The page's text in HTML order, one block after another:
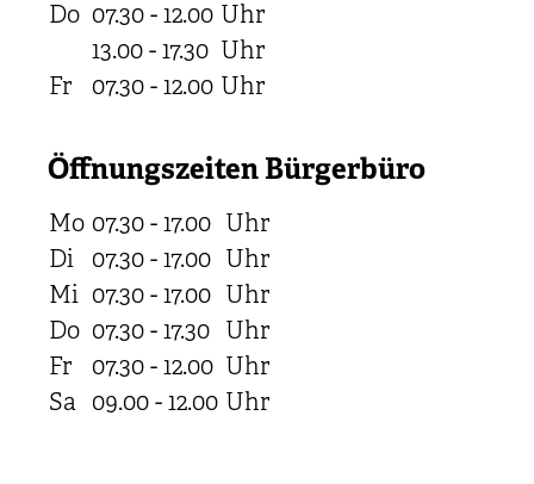
Do 07.30 - 12.00 Uhr
13.00 - 17.30 Uhr
Fr
07.30 - 12.00 Uhr
Öffnungszeiten Bürgerbüro
Mo 07.30 - 17.00 Uhr
Di
07.30 - 17.00 Uhr
Mi 07.30 - 17.00 Uhr
Do 07.30 - 17.30 Uhr
Fr
07.30 - 12.00 Uhr
Sa 09.00 - 12.00 Uhr